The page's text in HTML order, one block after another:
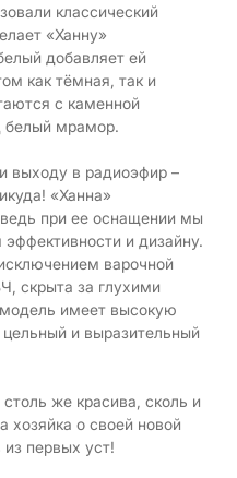
классический
«Ханну»
добавляет ей
как тёмная, так и
с каменной
белый мрамор.
выходу в радиоэфир –
«Ханна»
при ее оснащении мы
и дизайну.
варочной
скрыта за глухими
имеет высокую
и выразительный
же красива, сколь и
хозяйка о своей новой
первых уст!